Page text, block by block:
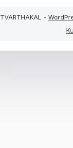
-